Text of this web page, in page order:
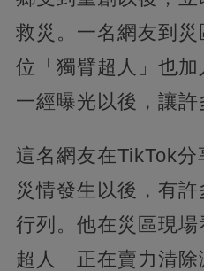
救災。一名網友到
位「獨臂超人」也
一經曝光以後，讓許
這名網友在TikTok
災情發生以後，有
行列。他在災區現
超人」正在賣力清